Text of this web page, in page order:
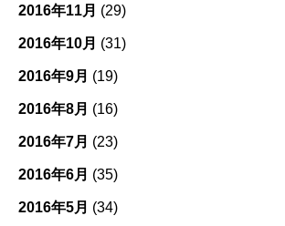
2016年11月 (29)
2016年10月 (31)
2016年9月 (19)
2016年8月 (16)
2016年7月 (23)
2016年6月 (35)
2016年5月 (34)